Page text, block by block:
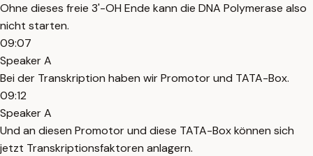
Ohne dieses freie 3'-OH Ende kann die DNA Polymerase also
nicht starten.
09:07
Speaker A
Bei der Transkription haben wir Promotor und TATA-Box.
09:12
Speaker A
Und an diesen Promotor und diese TATA-Box können sich
jetzt Transkriptionsfaktoren anlagern.